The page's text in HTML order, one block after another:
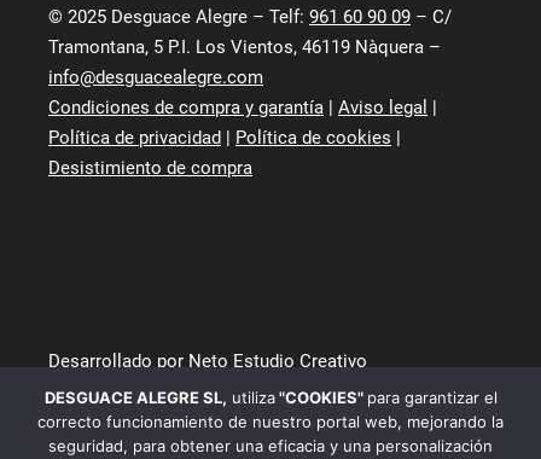
© 2025 Desguace Alegre – Telf: 961 60 90 09 – C/
Tramontana, 5 P.I. Los Vientos, 46119 Nàquera –
info@desguacealegre.com
Condiciones de compra y garantía | Aviso legal |
Política de privacidad | Política de cookies |
Desistimiento de compra
Desarrollado por Neto Estudio Creativo
DESGUACE ALEGRE SL, utiliza"COOKIES" para garantizar el
correcto funcionamiento de nuestro portal web, mejorando la
seguridad, para obtener una eficacia y una personalización